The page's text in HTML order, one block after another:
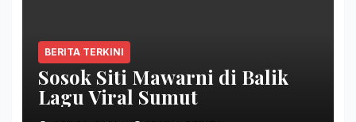
BERITA TERKINI
Sosok Siti Mawarni di Balik
Lagu Viral Sumut